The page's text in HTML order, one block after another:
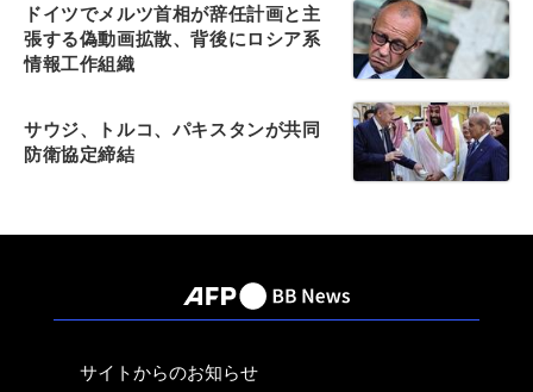
ドイツでメルツ首相が辞任計画と主
張する偽動画拡散、背後にロシア系
情報工作組織
サウジ、トルコ、パキスタンが共同
防衛協定締結
サイトからのお知らせ